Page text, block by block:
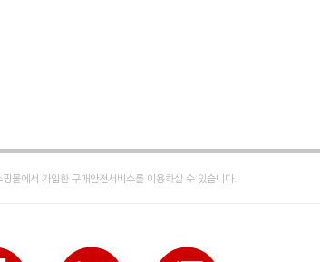
몰에서 가입한 구매안전서비스를 이용하실 수 있습니다.